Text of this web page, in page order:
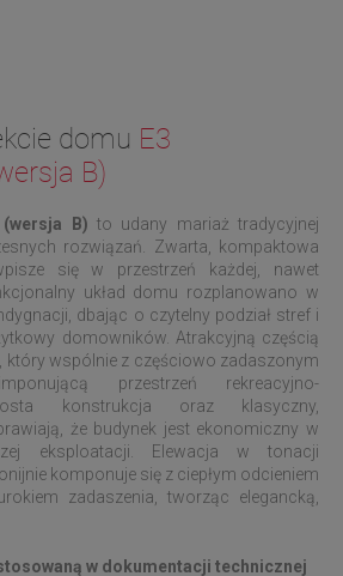
domu E3
B)
(wersja B) to udany mariaż tradycyjnej
rozwiązań. Zwarta, kompaktowa
się w przestrzeń każdej, nawet
układ domu rozplanowano w
dbając o czytelny podział stref i
domowników. Atrakcyjną częścią
który wspólnie z częściowo zadaszonym
przestrzeń rekreacyjno-
konstrukcja oraz klasyczny,
że budynek jest ekonomiczny w
eksploatacji. Elewacja w tonacji
komponuje się z ciepłym odcieniem
zadaszenia, tworząc elegancką,
w dokumentacji technicznej